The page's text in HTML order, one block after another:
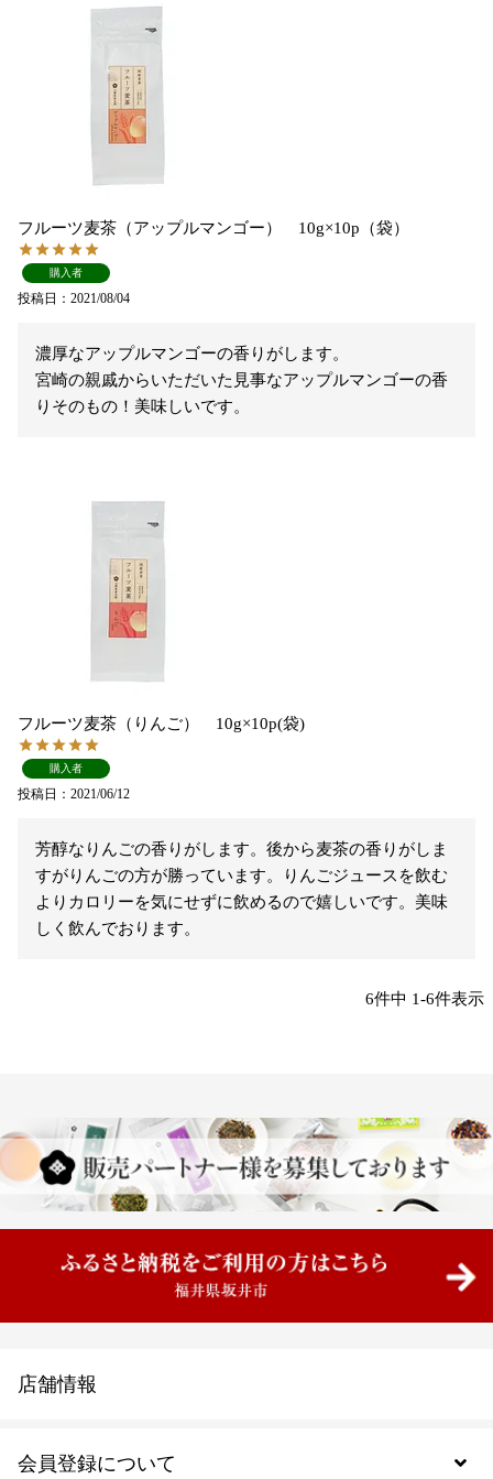
フルーツ麦茶（アップルマンゴー） 10g×10p（袋）
購入者
投稿日 2021/08/04
濃厚なアップルマンゴーの香りがします。
宮崎の親戚からいただいた見事なアップルマンゴーの香
りそのもの！美味しいです。
フルーツ麦茶（りんご） 10g×10p(袋)
購入者
投稿日 2021/06/12
芳醇なりんごの香りがします。後から麦茶の香りがしま
すがりんごの方が勝っています。りんごジュースを飲む
よりカロリーを気にせずに飲めるので嬉しいです。美味
6件中 1-6件表示
会員登録について
店舗情報